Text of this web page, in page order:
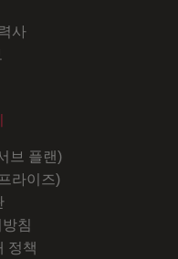
사
브 플랜)
라이즈)
침
정책